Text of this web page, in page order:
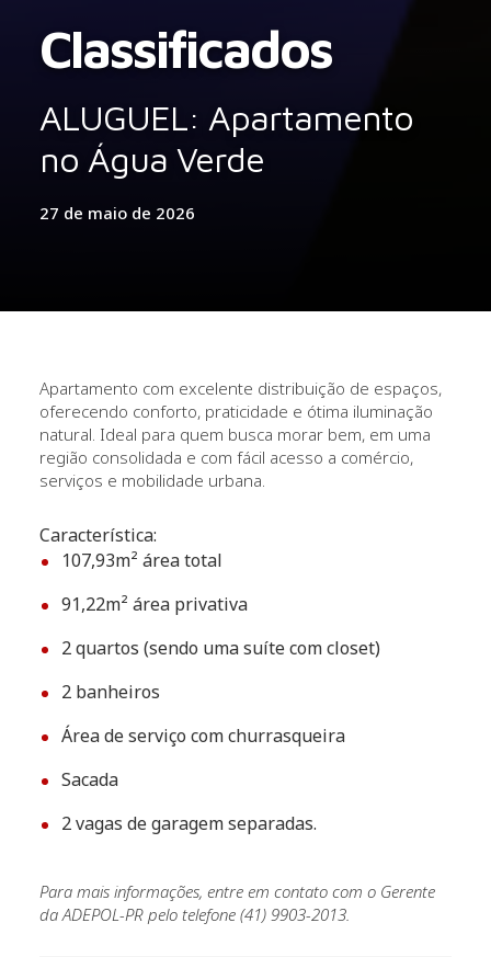
Classificados
ALUGUEL: Apartamento
no Água Verde
27 de maio de 2026
Apartamento com excelente distribuição de espaços,
oferecendo conforto, praticidade e ótima iluminação
natural. Ideal para quem busca morar bem, em uma
região consolidada e com fácil acesso a comércio,
serviços e mobilidade urbana.
Característica:
107,93m² área total
91,22m² área privativa
2 quartos (sendo uma suíte com closet)
2 banheiros
Área de serviço com churrasqueira
Sacada
2 vagas de garagem separadas.
Para mais informações, entre em contato com o Gerente
da ADEPOL-PR pelo telefone (41) 9903-2013.